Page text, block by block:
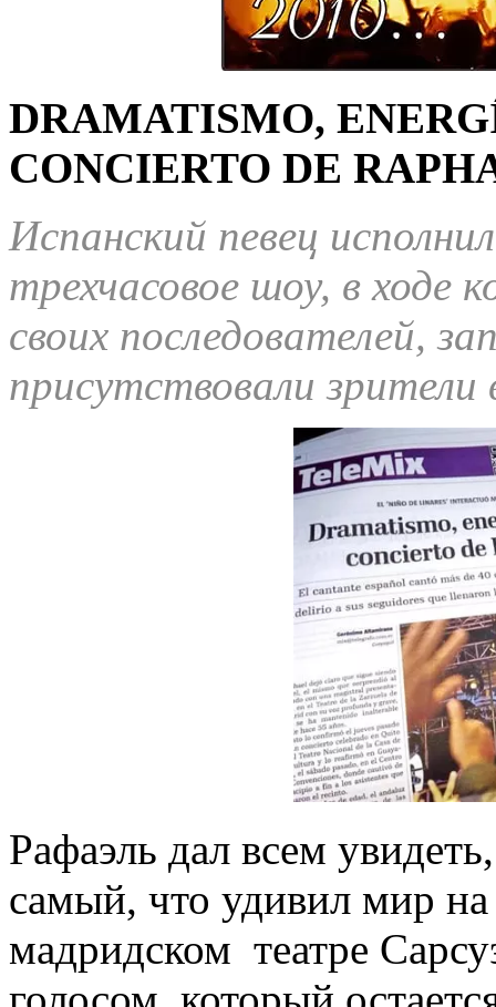
DRAMATISMO,
CONCIERTO DE
Испанский певец
трехчасовое шоу, в ходе
своих последователей,
присутствовали зрители
Рафаэль дал всем
самый, что удивил мир
мадридском театре